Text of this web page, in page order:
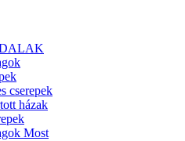
cserepek
házak
Most